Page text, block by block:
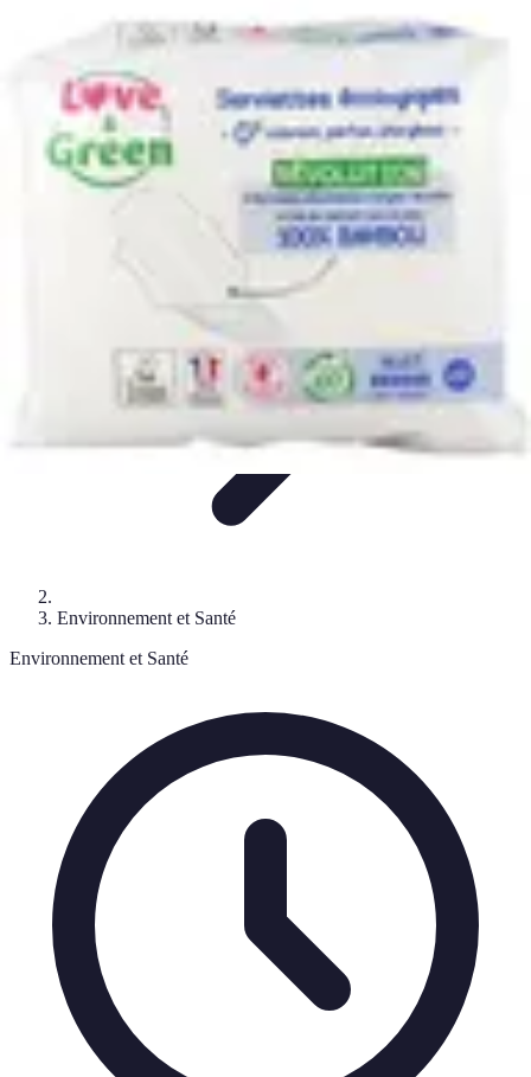
Toner Écologique
Comprendre les tonersAvantages des tonersGuide
Toner Écologique
Environnement et Santé
Environnement et Santé